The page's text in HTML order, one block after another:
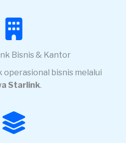
Bisnis & Kantor
operasional bisnis melalui
Starlink.